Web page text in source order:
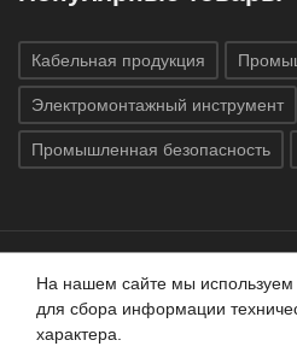
Кабельная продукция
Электромонтажный инструмент
Промышленная безопасность
Все права защищены © 2020
защищены.Использование
Данный сайт не является
На нашем сайте мы используем
для сбора информации
характера.